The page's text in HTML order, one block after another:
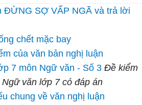
ĐỪNG SỢ VẤP NGÃ và trả lời
chết mặc bay
của văn bản nghị luận
7 môn Ngữ văn - Số 3 Đề kiểm
văn lớp 7 có đáp án
chung về văn nghị luận